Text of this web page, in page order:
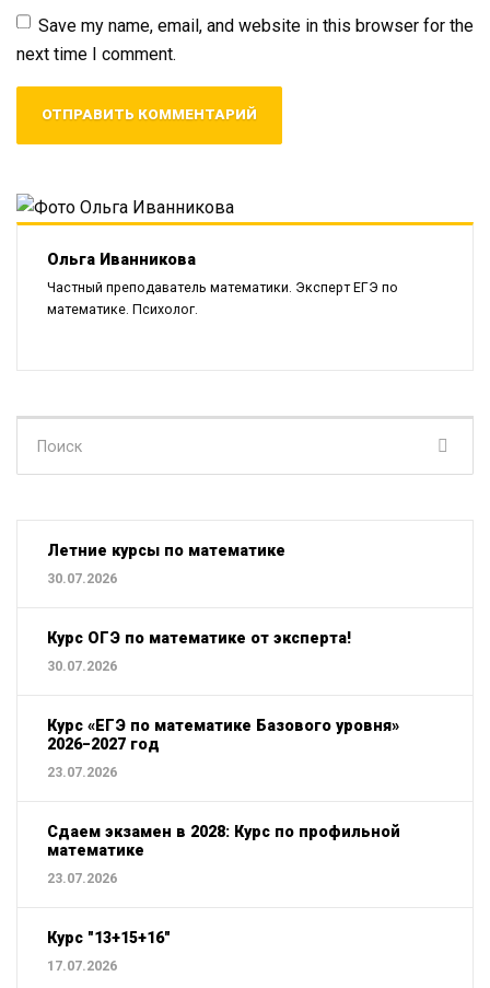
почты*
Save my name, email, and website in this browser for the
next time I comment.
Ольга Иванникова
Частный преподаватель математики. Эксперт ЕГЭ по
математике. Психолог.
для:
Летние курсы по математике
30.07.2026
Курс ОГЭ по математике от эксперта!
30.07.2026
Курс «ЕГЭ по математике Базового уровня»
2026−2027 год
23.07.2026
Сдаем экзамен в 2028: Курс по профильной
математике
23.07.2026
Курс "13+15+16"
17.07.2026